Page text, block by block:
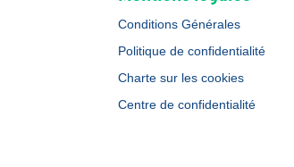
Conditions Générales
Politique de confidentialité
Charte sur les cookies
Centre de confidentialité